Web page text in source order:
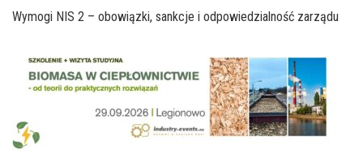
Wymogi NIS 2 – obowiązki, sankcje i odpowiedzialność zarządu